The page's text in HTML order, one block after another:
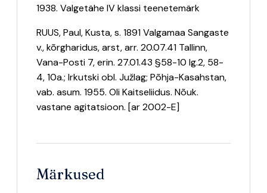
1938. Valgetähe IV klassi teenetemärk
RUUS, Paul, Kusta, s. 1891 Valgamaa Sangaste
v., kõrgharidus, arst, arr. 20.07.41 Tallinn,
Vana-Posti 7, erin. 27.01.43 §58-10 lg.2, 58-
4, 10a.; Irkutski obl. Južlag; Põhja-Kasahstan,
vab. asum. 1955. Oli Kaitseliidus. Nõuk.
vastane agitatsioon. [ar 2002-E]
Märkused